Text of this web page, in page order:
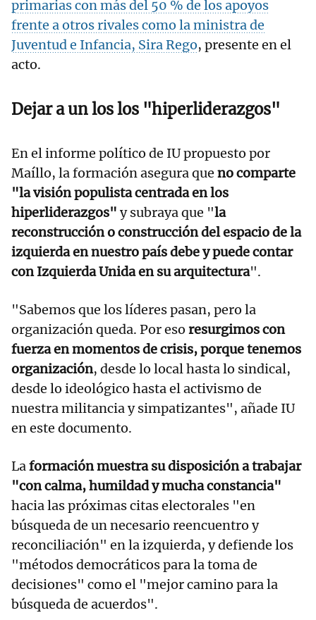
primarias con más del 50 % de los apoyos
frente a otros rivales como la ministra de
Juventud e Infancia, Sira Rego, presente en el
acto.
Dejar a un los los "hiperliderazgos"
En el informe político de IU propuesto por
Maíllo, la formación asegura que no comparte
"la visión populista centrada en los
hiperliderazgos" y subraya que "la
reconstrucción o construcción del espacio de la
izquierda en nuestro país debe y puede contar
con Izquierda Unida en su arquitectura".
"Sabemos que los líderes pasan, pero la
organización queda. Por eso resurgimos con
fuerza en momentos de crisis, porque tenemos
organización, desde lo local hasta lo sindical,
desde lo ideológico hasta el activismo de
nuestra militancia y simpatizantes", añade IU
en este documento.
Laformación muestra su disposición a trabajar
"con calma, humildad y mucha constancia"
hacia las próximas citas electorales "en
búsqueda de un necesario reencuentro y
reconciliación" en la izquierda, y defiende los
"métodos democráticos para la toma de
decisiones" como el "mejor camino para la
búsqueda de acuerdos".